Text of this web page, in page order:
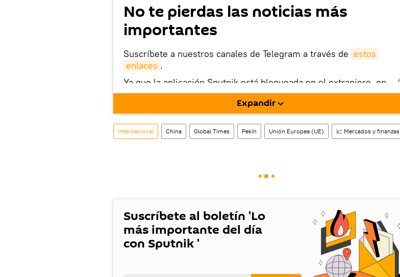
No te pierdas las noticias más
importantes
Suscríbete a nuestros canales de Telegram a través de estos
enlaces .
Ya que la aplicación Sputnik está bloqueada en el extranjero, en
este enlace puedes descargarla e instalarla en tu dispositivo
También tenemos una cuenta en la red social rusa VK .
Expandir
Internacional China Global Times Pekín Unión Europea (UE) 📈 Mercados y finanzas
Suscríbete al boletín 'Lo
más importante del día
con Sputnik '